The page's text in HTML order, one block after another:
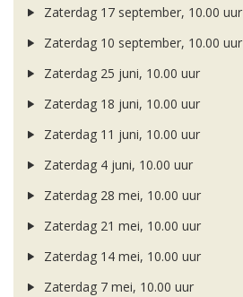
Zaterdag 17 september, 10.00 uur
Zaterdag 10 september, 10.00 uur
Zaterdag 25 juni, 10.00 uur
Zaterdag 18 juni, 10.00 uur
Zaterdag 11 juni, 10.00 uur
Zaterdag 4 juni, 10.00 uur
Zaterdag 28 mei, 10.00 uur
Zaterdag 21 mei, 10.00 uur
Zaterdag 14 mei, 10.00 uur
Zaterdag 7 mei, 10.00 uur